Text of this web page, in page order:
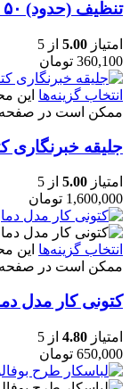
تنظیف (حدود) ۵۰ متری
امتیاز 5.00 از 5
360,100 تومان
انتخاب گزینه‌ها این
ممکن است در صفحه
جلیقه خبرنگاری
امتیاز 5.00 از 5
1,600,000 تومان
انتخاب گزینه‌ها این
ممکن است در صفحه
کتونی کار مدل
امتیاز 4.80 از 5
650,000 تومان